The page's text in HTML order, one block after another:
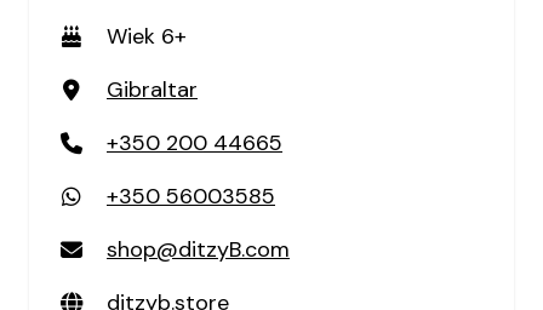
Wiek 6+
Gibraltar
+350 200 44665
+350 56003585
shop@ditzyB.com
ditzyb.store